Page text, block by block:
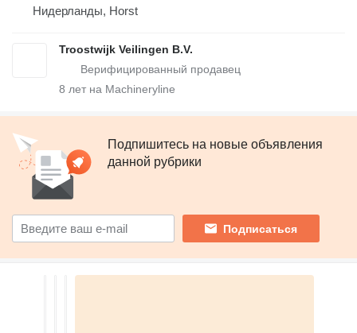
Нидерланды, Horst
Troostwijk Veilingen B.V.
8 лет на Machineryline
Подпишитесь на новые объявления
данной рубрики
Подписаться